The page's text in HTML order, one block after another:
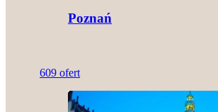
Poznań
609 ofert